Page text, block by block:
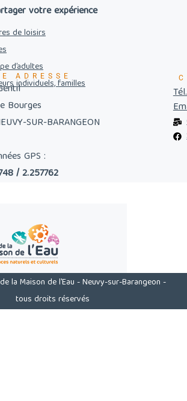
votre expérience
de loisirs
d’adultes
individuels, familles
ADRESSE
Bourges
SUR-BARANGEON
GPS :
/ 2.257762
la Maison de l'Eau - Neuvy-sur-Barangeon -
tous droits réservés